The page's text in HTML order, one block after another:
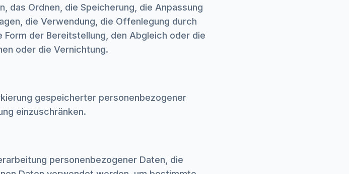
das Ordnen, die Speicherung, die Anpassung
die Verwendung, die Offenlegung durch
der Bereitstellung, den Abgleich oder die
oder die Vernichtung.
gespeicherter personenbezogener
einzuschränken.
personenbezogener Daten, die